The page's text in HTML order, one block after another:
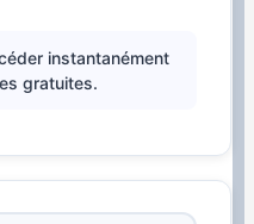
instantanément
gratuites.